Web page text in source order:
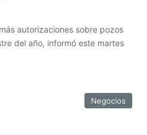
autorizaciones sobre pozos
del año, informó este martes
Negocios